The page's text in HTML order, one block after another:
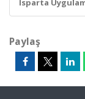
Isparta
Paylaş